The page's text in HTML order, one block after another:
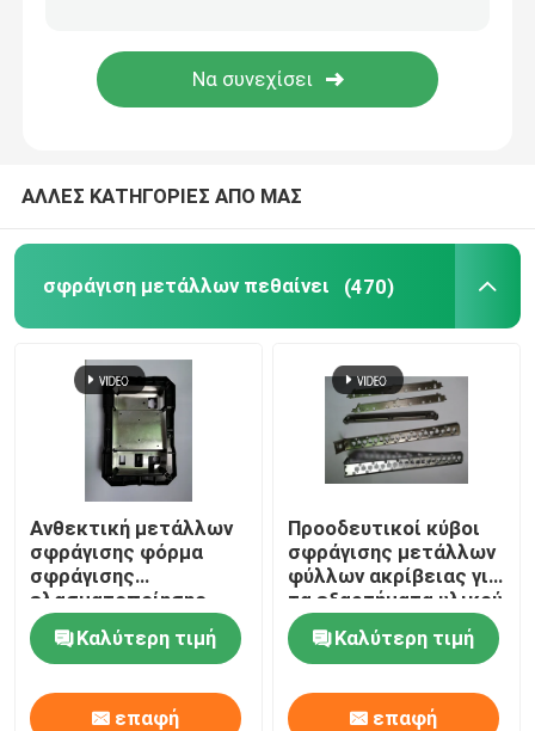
Μέρη τελικών φραγμών
κύβοι διαμόρφωσης μετάλλων
Αυτοκίνητοι κύβοι σφράγισης
φόρμα σφράγισης μετάλλων
Συνδετήρες καλωδίων PV
ΑΛΛΕΣ ΚΑΤΗΓΟΡΙΕΣ ΑΠΟ ΜΑΣ
σφράγιση μετάλλων πεθαίνει (470)
Ανθεκτική μετάλλων
σφράγισης φόρμα
σφράγισης
ελασματοποίησης
στατών μηχανών
τύπων πυρήνων
κύβων τοποθετημένη
σε στρώματα
Καλύτερη τιμή
επαφή
Προοδευτικοί κύβοι
σφράγισης μετάλλων
φύλλων ακρίβειας για
τα εξαρτήματα υλικού
Καλύτερη τιμή
επαφή